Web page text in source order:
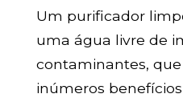
Um purificador
uma água livre de
contaminantes,
inúmeros